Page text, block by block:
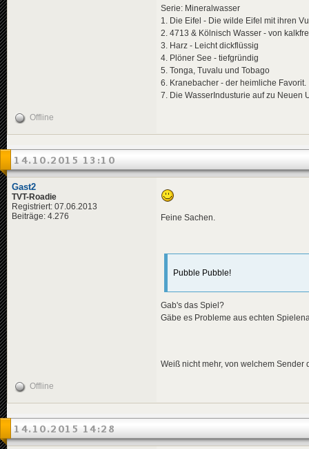
Serie: Mineralwasser
1. Die Eifel - Die wilde Eifel mit ihren
2. 4713 & Kölnisch Wasser - von
3. Harz - Leicht dickflüssig
4. Plöner See - tiefgründig
5. Tonga, Tuvalu und Tobago
6. Kranebacher - der heimliche Favorit.
7. Die WasserIndusturie auf zu Neuen
Offline
14.10.2015 13:10
Gast2
TVT-Roadie
Registriert: 07.06.2013
Beiträge: 4.276
Feine Sachen.
Pubble Pubble!
Gab's das Spiel?
Gäbe es Probleme aus echten
Weiß nicht mehr, von welchem
Offline
14.10.2015 14:28